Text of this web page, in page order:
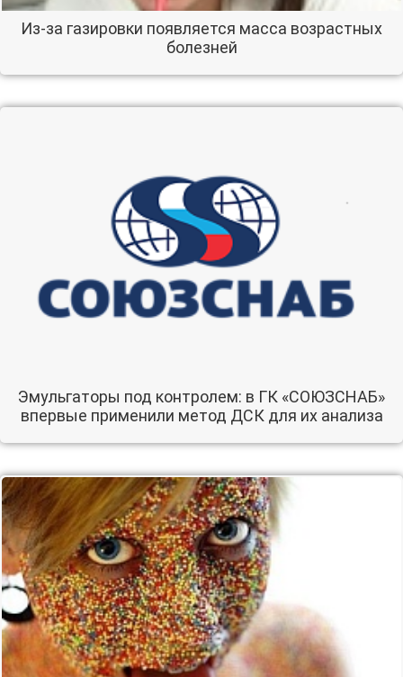
Из-за газировки появляется масса возрастных
болезней
Эмульгаторы под контролем: в ГК «СОЮЗСНАБ»
впервые применили метод ДСК для их анализа